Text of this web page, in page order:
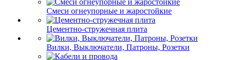
Смеси огнеупорные и жаростойкие
Цементно-стружечная плита
Вилки, Выключатели, Патроны, Розетки